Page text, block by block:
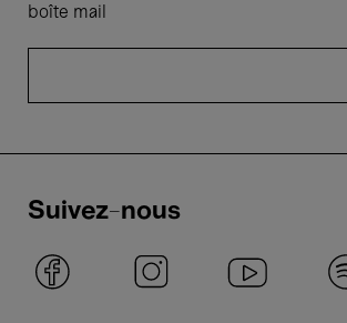
boîte mail
Suivez-nous